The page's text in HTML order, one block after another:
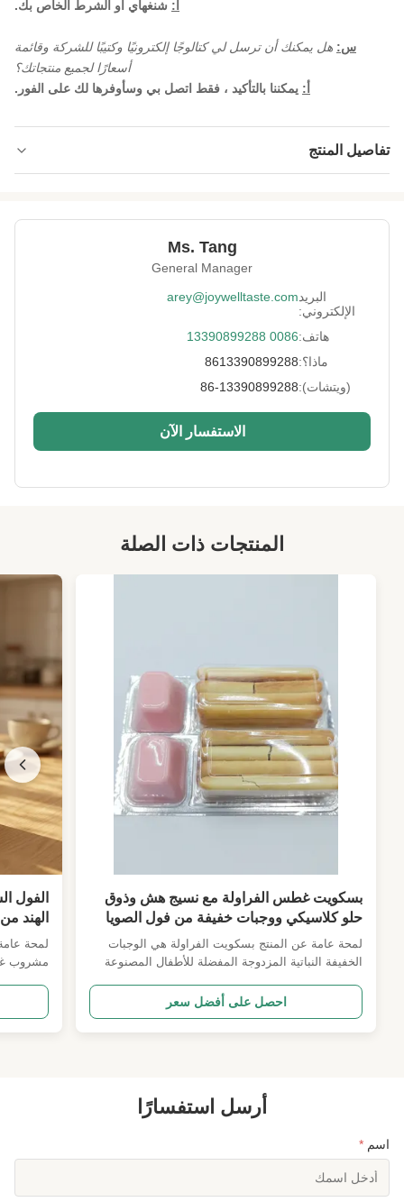
أ: شنغهاي أو الشرط الخاص بك.
س: هل يمكنك أن ترسل لي كتالوجًا إلكترونيًا وكتيبًا للشركة وقائمة
أسعارًا لجميع منتجاتك؟
أ: يمكننا بالتأكيد ، فقط اتصل بي وسأوفرها لك على الفور.
تفاصيل المنتج
Ms. Tang
General Manager
البريد
الإلكتروني:
arey@joywelltaste.com
هاتف:0086 13390899288
ماذا؟:8613390899288
(ويتشات):86-13390899288
الاستفسار الآن
المنتجات ذات الصلة
بسكويت غطس الفراولة مع نسيج هش وذوق
حلو كلاسيكي ووجبات خفيفة من فول الصويا
لمحة عامة عن المنتج بسكويت الفراولة هي الوجبات
الخفيفة النباتية المزدوجة المفضلة للأطفال المصنوعة
الفراولة الطبيعي السميك.عصي فول الصويا المخبوزة
تقدم خفيفة دائمة، بينما يحتوي غليان الفاكهة على حلاوة
الفراولة الطازجة الحقيقية دون حمرة كيميائية
احصل على أفضل سعر
الفول
الهند
لمحة
مشروب
مختلطة
أرسل استفسارًا
اسم *